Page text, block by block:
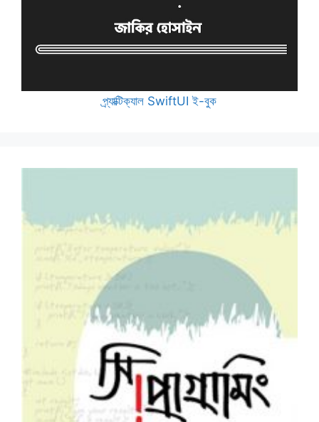
প্র্যাক্টিক্যাল SwiftUI ই-বুক